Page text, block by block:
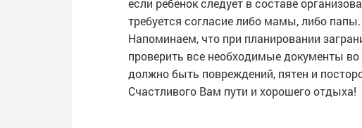
требуется согласие либо мамы, либо папы.
Напоминаем, что при планировании
проверить все необходимые документы
должно быть повреждений, пятен и
Счастливого Вам пути и хорошего отдыха!